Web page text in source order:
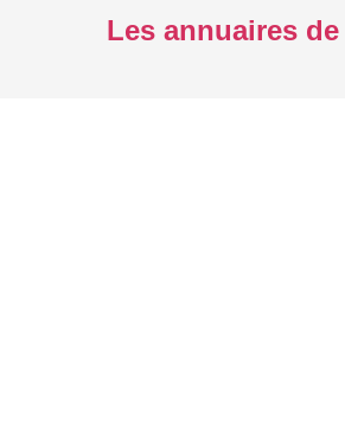
Les annuaires